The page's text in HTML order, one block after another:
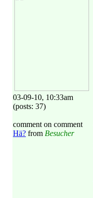
03-09-10, 10:33am
(posts: 37)
comment on comment
Hä? from Besucher